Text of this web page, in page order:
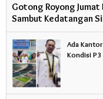
Gotong Royong
Sambut Kedatangan
Ada
Kondisi